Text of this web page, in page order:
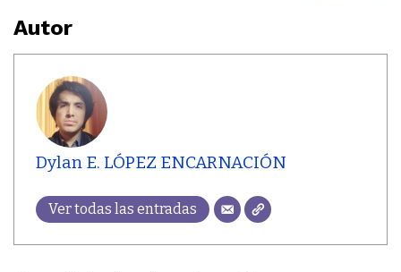
Autor
Dylan E. LÓPEZ ENCARNACIÓN
Ver todas las entradas